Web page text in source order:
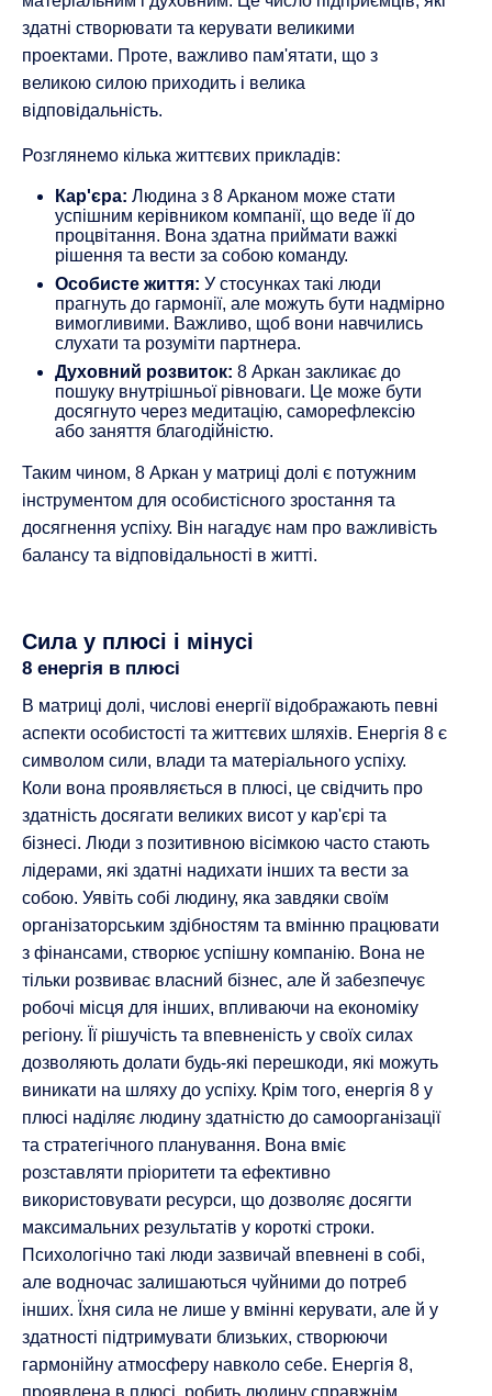
здатні створювати та керувати великими
проектами. Проте, важливо пам'ятати, що з
великою силою приходить і велика
відповідальність.
Розглянемо кілька життєвих прикладів:
Кар'єра: Людина з 8 Арканом може стати
успішним керівником компанії, що веде її до
процвітання. Вона здатна приймати важкі
рішення та вести за собою команду.
Особисте життя: У стосунках такі люди
прагнуть до гармонії, але можуть бути надмірно
вимогливими. Важливо, щоб вони навчились
слухати та розуміти партнера.
Духовний розвиток: 8 Аркан закликає до
пошуку внутрішньої рівноваги. Це може бути
досягнуто через медитацію, саморефлексію
або заняття благодійністю.
Таким чином, 8 Аркан у матриці долі є потужним
інструментом для особистісного зростання та
досягнення успіху. Він нагадує нам про важливість
балансу та відповідальності в житті.
Сила у плюсі і мінусі
8 енергія в плюсі
В матриці долі, числові енергії відображають певні
аспекти особистості та життєвих шляхів. Енергія 8 є
символом сили, влади та матеріального успіху.
Коли вона проявляється в плюсі, це свідчить про
здатність досягати великих висот у кар'єрі та
бізнесі. Люди з позитивною вісімкою часто стають
лідерами, які здатні надихати інших та вести за
собою. Уявіть собі людину, яка завдяки своїм
організаторським здібностям та вмінню працювати
з фінансами, створює успішну компанію. Вона не
тільки розвиває власний бізнес, але й забезпечує
робочі місця для інших, впливаючи на економіку
регіону. Її рішучість та впевненість у своїх силах
дозволяють долати будь-які перешкоди, які можуть
виникати на шляху до успіху. Крім того, енергія 8 у
плюсі наділяє людину здатністю до самоорганізації
та стратегічного планування. Вона вміє
розставляти пріоритети та ефективно
використовувати ресурси, що дозволяє досягти
максимальних результатів у короткі строки.
Психологічно такі люди зазвичай впевнені в собі,
але водночас залишаються чуйними до потреб
інших. Їхня сила не лише у вмінні керувати, але й у
здатності підтримувати близьких, створюючи
гармонійну атмосферу навколо себе. Енергія 8,
проявлена в плюсі, робить людину справжнім